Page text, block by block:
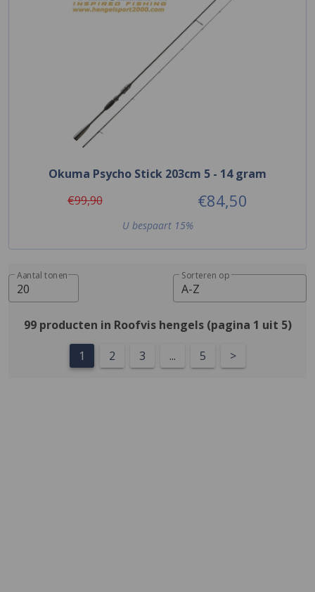
Okuma Psycho Stick 203cm 5 - 14 gram
€99,90
€84,50
U bespaart 15%
Aantal tonen
20
Sorteren op
A-Z
99 producten in Roofvis hengels (pagina 1 uit 5)
1
2 3 ... 5 >